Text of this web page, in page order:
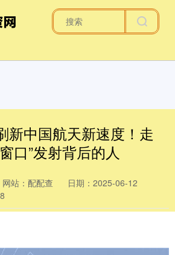
新中国航天新速度！走
口”发射背后的人
网站：配配查
日期：2025-06-12